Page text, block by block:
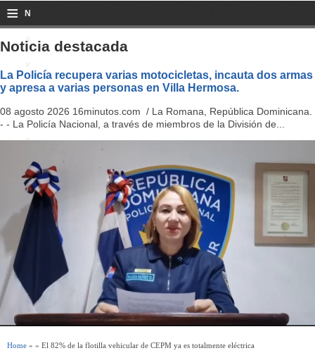
≡ N
a
i
g
a
o
n
Noticia destacada
La Policía recupera varias motocicletas, incauta dos armas
y apresa a varias personas en Villa Hermosa.
08 agosto 2026 16minutos.com / La Romana, República Dominicana.
- - La Policía Nacional, a través de miembros de la División de...
Home » » El 82% de la flotilla vehicular de CEPM ya es totalmente eléctrica